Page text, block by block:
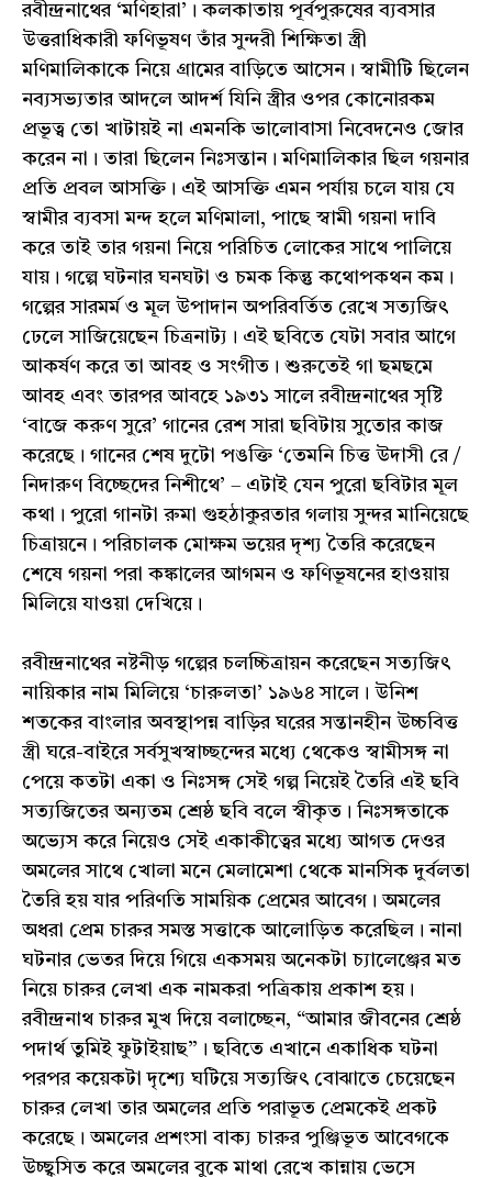
রবীন্দ্রনাথের ‘মণিহারা’। কলকাতায় পূর্বপুরুষের ব্যবসার
উত্তরাধিকারী ফণিভূষণ তাঁর সুন্দরী শিক্ষিতা স্ত্রী
মণিমালিকাকে নিয়ে গ্রামের বাড়িতে আসেন। স্বামীটি ছিলেন
নব্যসভ্যতার আদলে আদর্শ যিনি স্ত্রীর ওপর কোনোরকম
প্রভূত্ব তো খাটায়ই না এমনকি ভালোবাসা নিবেদনেও জোর
করেন না। তারা ছিলেন নিঃসন্তান। মণিমালিকার ছিল গয়নার
প্রতি প্রবল আসক্তি। এই আসক্তি এমন পর্যায় চলে যায় যে
স্বামীর ব্যবসা মন্দ হলে মণিমালা, পাছে স্বামী গয়না দাবি
করে তাই তার গয়না নিয়ে পরিচিত লোকের সাথে পালিয়ে
যায়। গল্পে ঘটনার ঘনঘটা ও চমক কিন্তু কথোপকথন কম।
গল্পের সারমর্ম ও মূল উপাদান অপরিবর্তিত রেখে সত্যজিৎ
ঢেলে সাজিয়েছেন চিত্রনাট্য। এই ছবিতে যেটা সবার আগে
আকর্ষণ করে তা আবহ ও সংগীত। শুরুতেই গা ছমছমে
আবহ এবং তারপর আবহে ১৯৩১ সালে রবীন্দ্রনাথের সৃষ্টি
‘বাজে করুণ সুরে’ গানের রেশ সারা ছবিটায় সুতোর কাজ
করেছে। গানের শেষ দুটো পঙক্তি ‘তেমনি চিত্ত উদাসী রে /
নিদারুণ বিচ্ছেদের নিশীথে’ – এটাই যেন পুরো ছবিটার মূল
কথা। পুরো গানটা রুমা গুহঠাকুরতার গলায় সুন্দর মানিয়েছে
চিত্রায়নে। পরিচালক মোক্ষম ভয়ের দৃশ্য তৈরি করেছেন
শেষে গয়না পরা কঙ্কালের আগমন ও ফণিভূষনের হাওয়ায়
মিলিয়ে যাওয়া দেখিয়ে।
রবীন্দ্রনাথের নষ্টনীড় গল্পের চলচ্চিত্রায়ন করেছেন সত্যজিৎ
নায়িকার নাম মিলিয়ে ‘চারুলতা’ ১৯৬৪ সালে। উনিশ
শতকের বাংলার অবস্থাপন্ন বাড়ির ঘরের সন্তানহীন উচ্চবিত্ত
স্ত্রী ঘরে-বাইরে সর্বসুখস্বাচ্ছন্দের মধ্যে থেকেও স্বামীসঙ্গ না
পেয়ে কতটা একা ও নিঃসঙ্গ সেই গল্প নিয়েই তৈরি এই ছবি
সত্যজিতের অন্যতম শ্রেষ্ঠ ছবি বলে স্বীকৃত। নিঃসঙ্গতাকে
অভ্যেস করে নিয়েও সেই একাকীত্বের মধ্যে আগত দেওর
অমলের সাথে খোলা মনে মেলামেশা থেকে মানসিক দুর্বলতা
তৈরি হয় যার পরিণতি সাময়িক প্রেমের আবেগ। অমলের
অধরা প্রেম চারুর সমস্ত সত্তাকে আলোড়িত করেছিল। নানা
ঘটনার ভেতর দিয়ে গিয়ে একসময় অনেকটা চ্যালেঞ্জের মত
নিয়ে চারুর লেখা এক নামকরা পত্রিকায় প্রকাশ হয়।
রবীন্দ্রনাথ চারুর মুখ দিয়ে বলাচ্ছেন, “আমার জীবনের শ্রেষ্ঠ
পদার্থ তুমিই ফুটাইয়াছ”। ছবিতে এখানে একাধিক ঘটনা
পরপর কয়েকটা দৃশ্যে ঘটিয়ে সত্যজিৎ বোঝাতে চেয়েছেন
চারুর লেখা তার অমলের প্রতি পরাভূত প্রেমকেই প্রকট
করেছে। অমলের প্রশংসা বাক্য চারুর পুঞ্জিভূত আবেগকে
উচ্ছ্বসিত করে অমলের বুকে মাথা রেখে কান্নায় ভেসে